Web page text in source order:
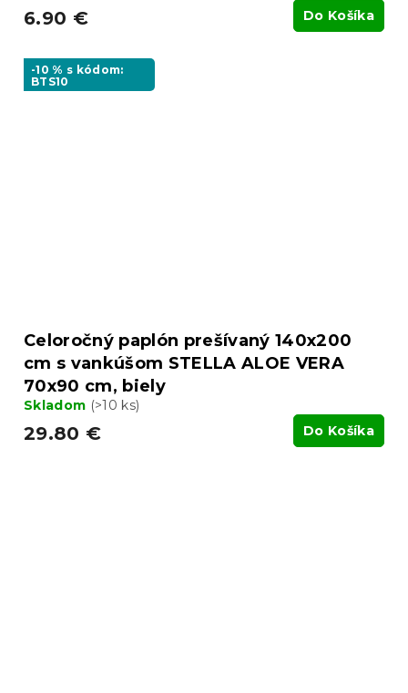
6.90 € Do Košíka
-10 % s kódom:
BTS10
Celoročný paplón prešívaný 140x200
cm s vankúšom STELLA ALOE VERA
70x90 cm, biely
Skladom (>10 ks)
29.80 € Do Košíka